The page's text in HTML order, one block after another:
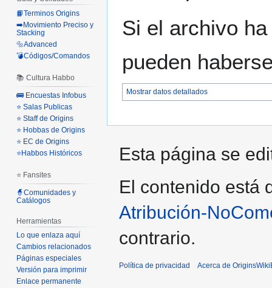
Si el archivo
pueden
Mostrar datos detallados
📙Terminos Origins
➡️Movimiento Preciso y
Stacking
🔩Advanced
💣Códigos/Comandos
📚 Cultura Habbo
🚌 Encuestas Infobus
⭐ Salas Publicas
⭐ Staff de Origins
⭐ Hobbas de Origins
⭐ EC de Origins
⭐Habbos Históricos
⭐ Fansites
🧙Comunidades y
Catálogos
Herramientas
Lo que enlaza aquí
Cambios relacionados
Páginas especiales
Versión para imprimir
Enlace permanente
Esta página se
El contenido está
Atribución-
contrario.
Política de privacidad Acerca de